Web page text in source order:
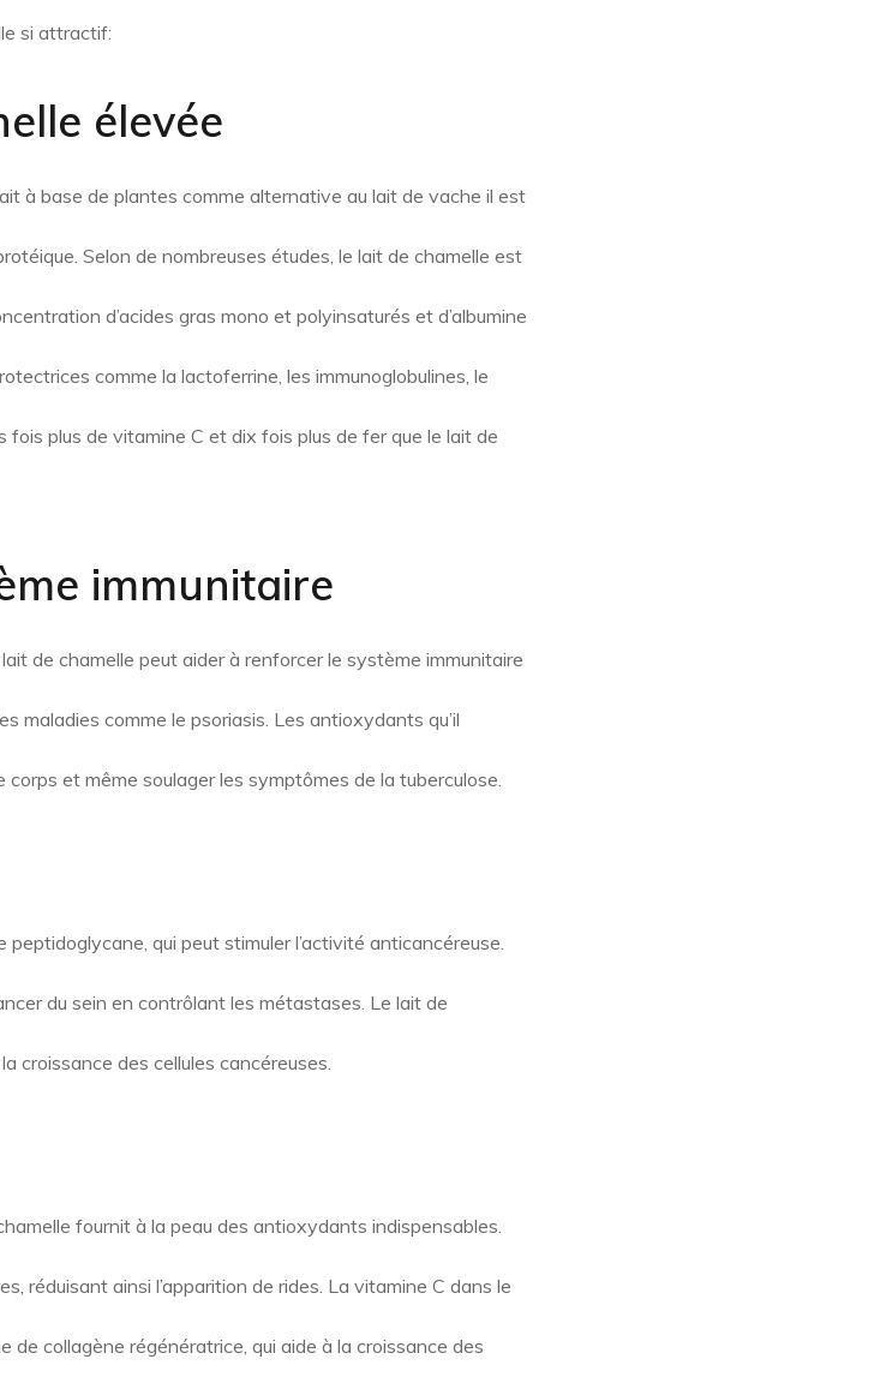
si attractif:
élevée
à base de plantes comme alternative au lait de vache il est
Selon de nombreuses études, le lait de chamelle est
d’acides gras mono et polyinsaturés et d’albumine
comme la lactoferrine, les immunoglobulines, le
plus de vitamine C et dix fois plus de fer que le lait de
immunitaire
de chamelle peut aider à renforcer le système immunitaire
maladies comme le psoriasis. Les antioxydants qu’il
et même soulager les symptômes de la tuberculose.
qui peut stimuler l’activité anticancéreuse.
du sein en contrôlant les métastases. Le lait de
croissance des cellules cancéreuses.
fournit à la peau des antioxydants indispensables.
réduisant ainsi l’apparition de rides. La vitamine C dans le
collagène régénératrice, qui aide à la croissance des